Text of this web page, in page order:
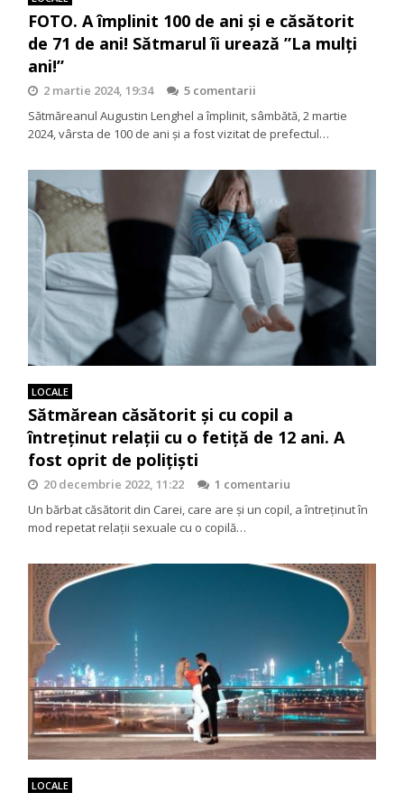
FOTO. A împlinit 100 de ani și e căsătorit
de 71 de ani! Sătmarul îi urează ”La mulți
ani!”
2 martie 2024, 19:34
5 comentarii
Sătmăreanul Augustin Lenghel a împlinit, sâmbătă, 2 martie
2024, vârsta de 100 de ani și a fost vizitat de prefectul…
LOCALE
Sătmărean căsătorit și cu copil a
întreținut relații cu o fetiță de 12 ani. A
fost oprit de polițiști
20 decembrie 2022, 11:22
1 comentariu
Un bărbat căsătorit din Carei, care are și un copil, a întreținut în
mod repetat relații sexuale cu o copilă…
LOCALE